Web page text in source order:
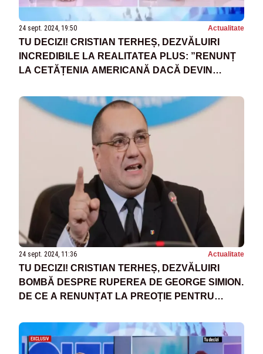
24 sept. 2024, 19:50 Actualitate
TU DECIZI! CRISTIAN TERHEȘ, DEZVĂLUIRI
INCREDIBILE LA REALITATEA PLUS: ”RENUNȚ
LA CETĂȚENIA AMERICANĂ DACĂ DEVIN
24 sept. 2024, 11:36 Actualitate
TU DECIZI! CRISTIAN TERHEȘ, DEZVĂLUIRI
BOMBĂ DESPRE RUPEREA DE GEORGE SIMION.
DE CE A RENUNȚAT LA PREOȚIE PENTRU